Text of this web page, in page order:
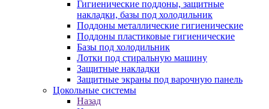
Гигиенические поддоны, защитные
накладки, базы под холодильник
Поддоны металлические гигиенические
Поддоны пластиковые гигиенические
Базы под холодильник
Лотки под стиральную машину
Защитные накладки
Защитные экраны под варочную панель
Цокольные системы
Назад